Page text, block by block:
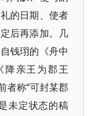
的日期、使者
后再添加。几
钱珝的《舟中
降亲王为郡王
者称“可封某郡
未定状态的稿